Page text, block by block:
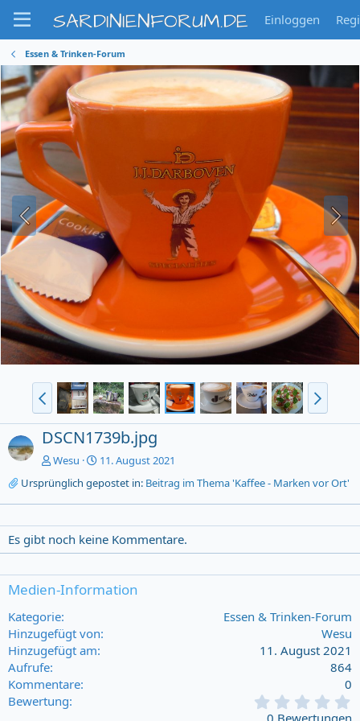
SARDINIENFORUM.DE Einloggen
Essen & Trinken-Forum
DSCN1739b.jpg
Wesu
11. August 2021
Ursprünglich gepostet in: Beitrag im Thema 'Kaffee - Marken vor Ort'
Es gibt noch keine Kommentare.
Medien-Information
Kategorie
Essen & Trinken-Forum
Hinzugefügt von
Wesu
Hinzugefügt am
11. August 2021
Aufrufe
864
Kommentare
0
Bewertung